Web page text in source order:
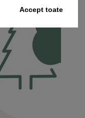
Accept toate